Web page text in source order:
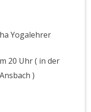
Yogalehrer
20 Uhr ( in der
)